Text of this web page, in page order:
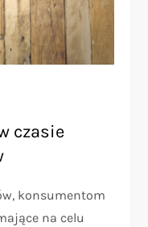
czasie
konsumentom
na celu